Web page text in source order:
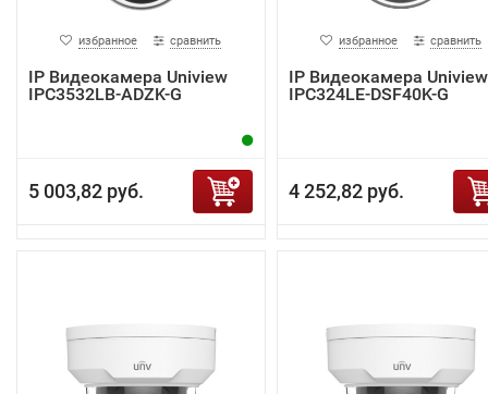
избранное сравнить
IP Видеокамера Uniview
IPC3532LB-ADZK-G
5 003,82 руб.
избранное сравнить
IP Видеокамера Uniview
IPC324LE-DSF40K-G
4 252,82 руб.